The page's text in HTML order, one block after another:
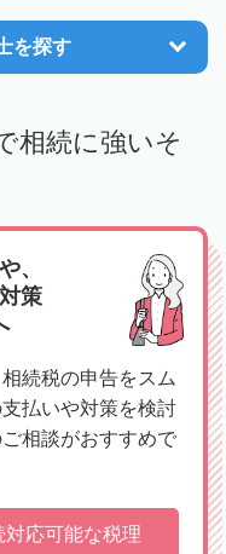
を探す
相続に強いそ
、
策
続税の申告をスム
払いや対策を検討
相談がおすすめで
応可能な税理